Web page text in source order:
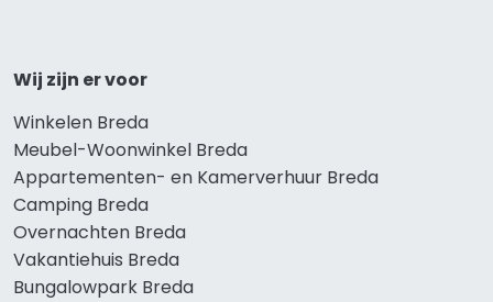
Wij zijn er voor
Winkelen Breda
Meubel-Woonwinkel Breda
Appartementen- en Kamerverhuur Breda
Camping Breda
Overnachten Breda
Vakantiehuis Breda
Bungalowpark Breda